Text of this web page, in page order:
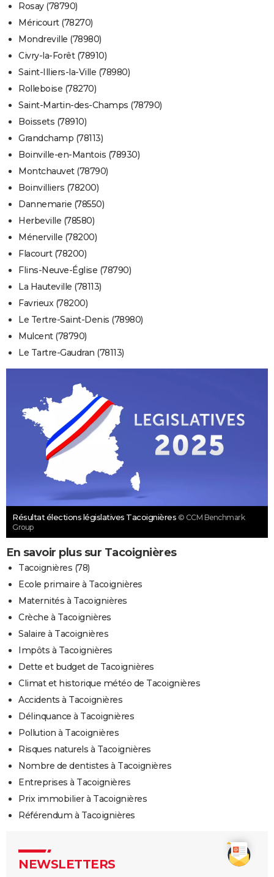
Rosay (78790)
Méricourt (78270)
Mondreville (78980)
Civry-la-Forêt (78910)
Saint-Illiers-la-Ville (78980)
Rolleboise (78270)
Saint-Martin-des-Champs (78790)
Boissets (78910)
Grandchamp (78113)
Boinville-en-Mantois (78930)
Montchauvet (78790)
Boinvilliers (78200)
Dannemarie (78550)
Herbeville (78580)
Ménerville (78200)
Flacourt (78200)
Flins-Neuve-Église (78790)
La Hauteville (78113)
Favrieux (78200)
Le Tertre-Saint-Denis (78980)
Mulcent (78790)
Le Tartre-Gaudran (78113)
Résultat élections législatives Tacoignières © CCM Benchmark
Group
En savoir plus sur Tacoignières
Tacoignières (78)
Ecole primaire à Tacoignières
Maternités à Tacoignières
Crèche à Tacoignières
Salaire à Tacoignières
Impôts à Tacoignières
Dette et budget de Tacoignières
Climat et historique météo de Tacoignières
Accidents à Tacoignières
Délinquance à Tacoignières
Pollution à Tacoignières
Risques naturels à Tacoignières
Nombre de dentistes à Tacoignières
Entreprises à Tacoignières
Prix immobilier à Tacoignières
Référendum à Tacoignières
NEWSLETTERS